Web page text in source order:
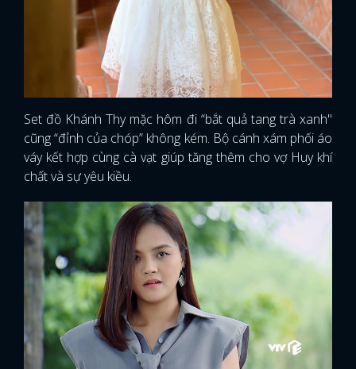
Set đồ Khánh Thy mặc hôm đi “bắt quả tang trà xanh"
cũng “đỉnh của chóp” không kém. Bộ cánh xám phối áo
váy kết hợp cùng cà vạt giúp tăng thêm cho vợ Huy khí
chất và sự yêu kiều.